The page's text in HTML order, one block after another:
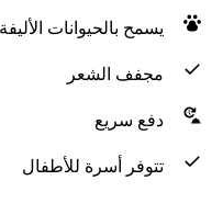
يسمح بالحيوانات
مجفف الشعر
دفع سريع
تتوفر أسرة للأطفال